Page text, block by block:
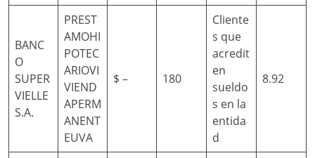
BANC
O
SUPER
VIELLE
S.A.
PREST
AMOHI
POTEC
ARIOVI
VIEND
APERM
ANENT
EUVA
$ – 180
Cliente
s que
acredit
en
sueldo
s en la
entida
d
8.92